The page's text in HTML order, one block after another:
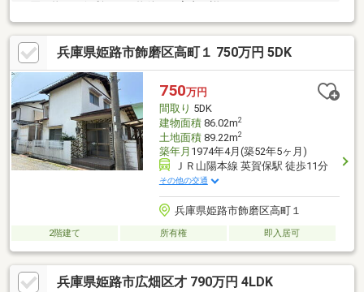
－５５５タカセ不動産姫路店までお気軽にお問合せ下さい♪ご連絡
心よりお待ちしております！
兵庫県姫路市飾磨区高町１ 750万円 5DK
750万円
間取り 5DK
建物面積86.02m2
土地面積89.22m2
築年月 1974年4月(築52年5ヶ月)
ＪＲ山陽本線 英賀保駅 徒歩11分
その他の交通
兵庫県姫路市飾磨区高町１
2階建て 所有権 即入居可
兵庫県姫路市広畑区才 790万円 4LDK